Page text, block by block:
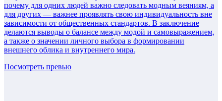
почему для одних людей важно следовать модным веяниям, а
для других — важнее проявлять свою индивидуальность вне
зависимости от общественных стандартов. В заключение
делаются выводы о балансе между модой и самовыражением,
а также о значении личного выбора в формировании
внешнего облика и внутреннего мира.
Посмотреть превью